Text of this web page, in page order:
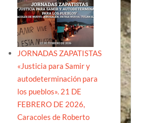
JORNADAS ZAPATISTAS
«Justicia para Samir y
autodeterminación para
los pueblos». 21 DE
FEBRERO DE 2026,
Caracoles de Roberto